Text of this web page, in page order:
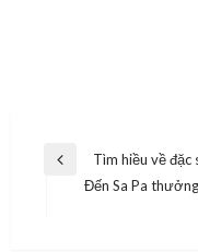
Post
navigation
PreviousTìm hiều về đặc
Đến Sa Pa